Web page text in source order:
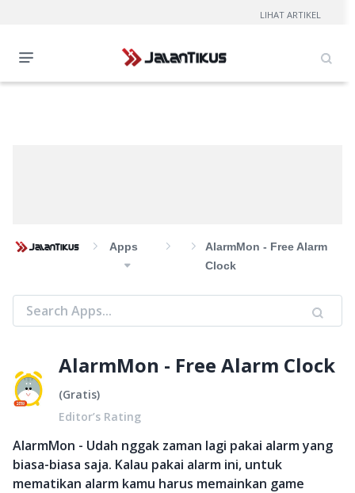
Apps
AlarmMon - Free Alarm
Clock
AlarmMon - Free Alarm Clock
(Gratis)
Editor’s Rating
AlarmMon - Udah nggak zaman lagi pakai alarm yang
biasa-biasa saja. Kalau pakai alarm ini, untuk
mematikan alarm kamu harus memainkan game
LIHAT ARTIKEL